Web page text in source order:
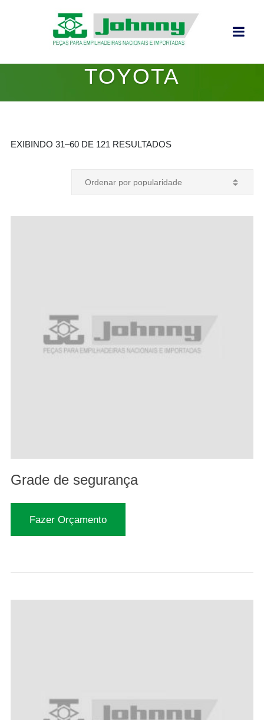
TOYOTA
EXIBINDO 31–60 DE 121 RESULTADOS
Grade de segurança
Fazer Orçamento